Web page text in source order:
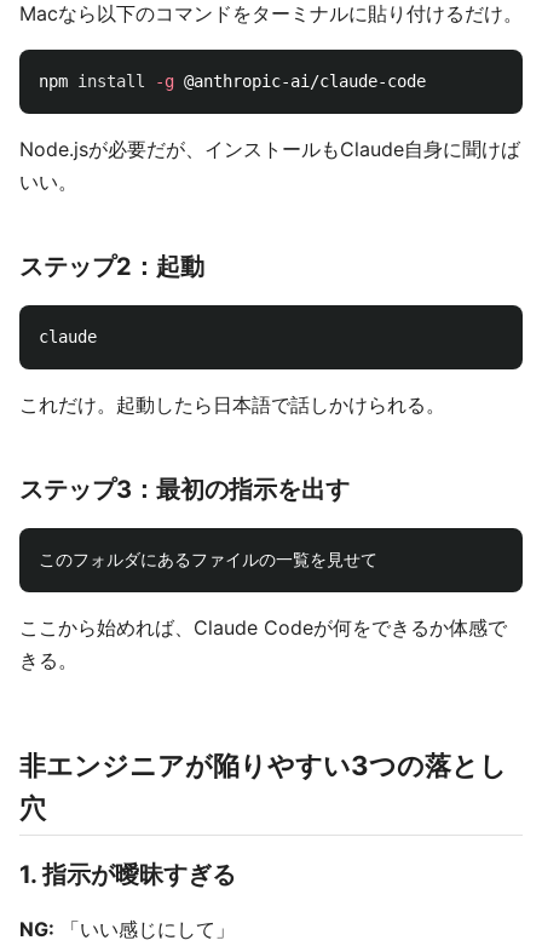
Macなら以下のコマンドをターミナルに貼り付けるだけ。
npm install -g
Node.jsが必要だが、インストールもClaude自身に聞けば
いい。
ステップ2：起動
これだけ。起動したら日本語で話しかけられる。
ステップ3：最初の指示を出す
ここから始めれば、Claude Codeが何をできるか体感で
きる。
非エンジニアが陥りやすい3つの落とし
穴
1. 指示が曖昧すぎる
NG: 「いい感じにして」